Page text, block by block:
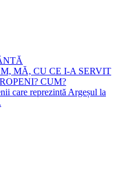
MĂ, CU CE I-A SERVIT
CUM?
care reprezintă Argeșul la